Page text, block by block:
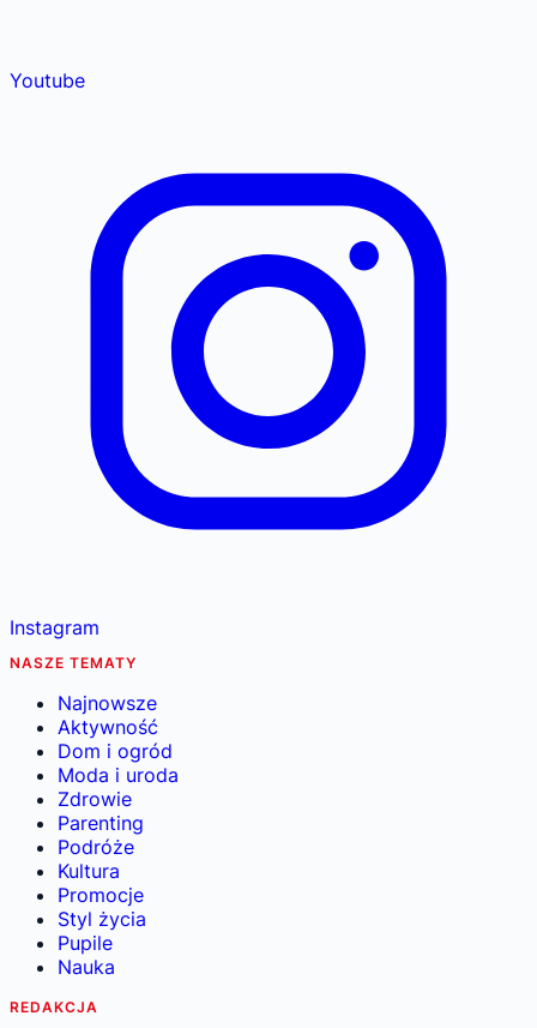
Youtube
Instagram
NASZE TEMATY
Najnowsze
Aktywność
Dom i ogród
Moda i uroda
Zdrowie
Parenting
Podróże
Kultura
Promocje
Styl życia
Pupile
Nauka
REDAKCJA